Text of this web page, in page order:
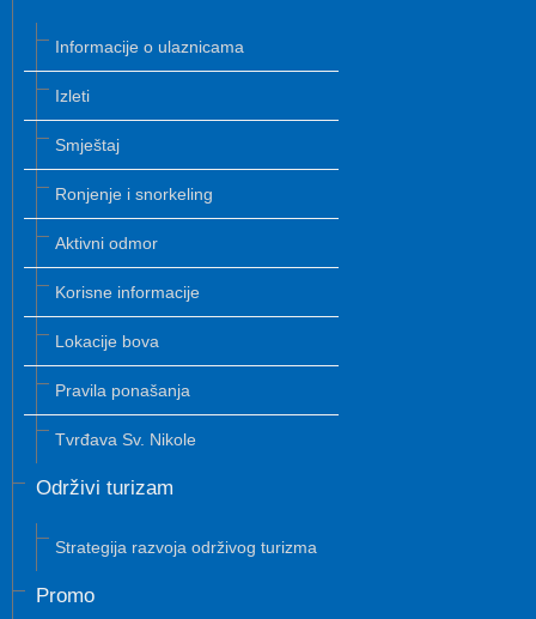
Informacije o ulaznicama
Izleti
Smještaj
Ronjenje i snorkeling
Aktivni odmor
Korisne informacije
Lokacije bova
Pravila ponašanja
Tvrđava Sv. Nikole
Održivi turizam
Strategija razvoja održivog turizma
Promo